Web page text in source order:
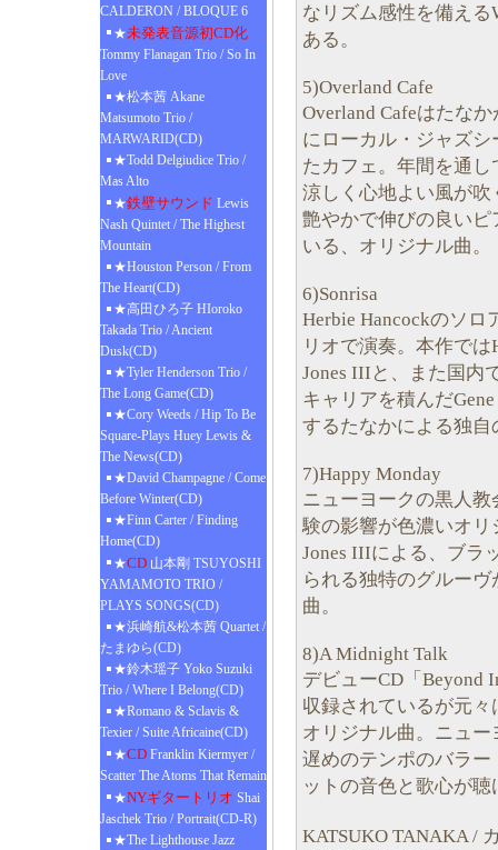
CALDERON / BLOQUE 6
★未発表音源初CD化
Tommy Flanagan Trio / So In
Love
★松本茜 Akane
Matsumoto Trio /
MARWARID(CD)
★Todd Delgiudice Trio /
Mas Alto
★鉄壁サウンド Lewis
Nash Quintet / The Highest
Mountain
★Houston Person / From
The Heart(CD)
★高田ひろ子 HIoroko
Takada Trio / Ancient
Dusk(CD)
★Tyler Henderson Trio /
The Long Game(CD)
★Cory Weeds / Hip To Be
Square-Plays Huey Lewis &
The News(CD)
★David Champagne / Come
Before Winter(CD)
★Finn Carter / Finding
Home(CD)
★CD 山本剛 TSUYOSHI
YAMAMOTO TRIO /
PLAYS SONGS(CD)
★浜崎航&松本茜 Quartet /
たまゆら(CD)
★鈴木瑶子 Yoko Suzuki
Trio / Where I Belong(CD)
★Romano & Sclavis &
Texier / Suite Africaine(CD)
★CD Franklin Kiermyer /
Scatter The Atoms That Remain
★NYギタートリオ Shai
Jaschek Trio / Portrait(CD-R)
★The Lighthouse Jazz
なリズム感性を備え
ある。
5)Overland Cafe
Overland Cafeはたな
にローカル・ジャズ
たカフェ。年間を通
涼しく心地よい風が
艶やかで伸びの良い
いる、オリジナル曲。
6)Sonrisa
Herbie Hancockのソ
リオで演奏。本作で
Jones IIIと、また国内
キャリアを積んだ
するたなかによる独
7)Happy Monday
ニューヨークの黒人
験の影響が色濃いオ
Jones IIIによる、ブラ
られる独特のグルー
曲。
8)A Midnight Talk
デビューCD「Beyond
収録されているが元
オリジナル曲。ニュ
遅めのテンポのバラ
ットの音色と歌心が聴
KATSUKO TANAKA /